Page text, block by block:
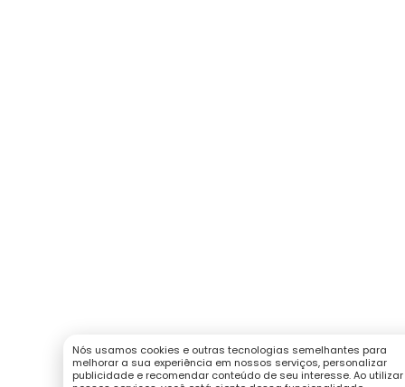
Nós usamos cookies e outras tecnologias semelhantes para
melhorar a sua experiência em nossos serviços, personalizar
publicidade e recomendar conteúdo de seu interesse. Ao utilizar